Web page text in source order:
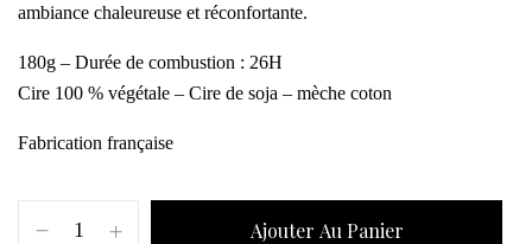
ambiance chaleureuse et réconfortante.
180g – Durée de combustion : 26H
Cire 100 % végétale – Cire de soja – mèche coton
Fabrication française
Ajouter Au Panier